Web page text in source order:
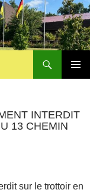
INTERDIT
13 CHEMIN
sur le trottoir en